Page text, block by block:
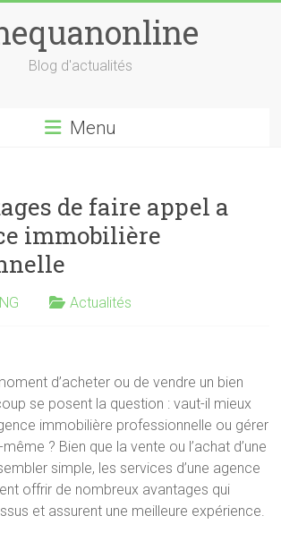
Blog d'actualités
Menu
de faire appel a
immobilière
Actualités
d’acheter ou de vendre un bien
se posent la question : vaut-il mieux
immobilière professionnelle ou gérer
? Bien que la vente ou l’achat d’une
simple, les services d’une agence
offrir de nombreux avantages qui
et assurent une meilleure expérience.